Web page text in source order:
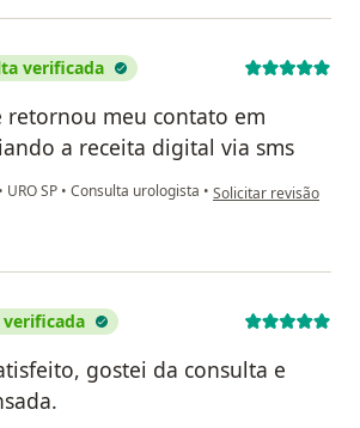
verificada
retornou meu contato em
a receita digital via sms
• URO SP • Consulta urologista • na opinião do
Solicitar revisão
gostei da consulta e